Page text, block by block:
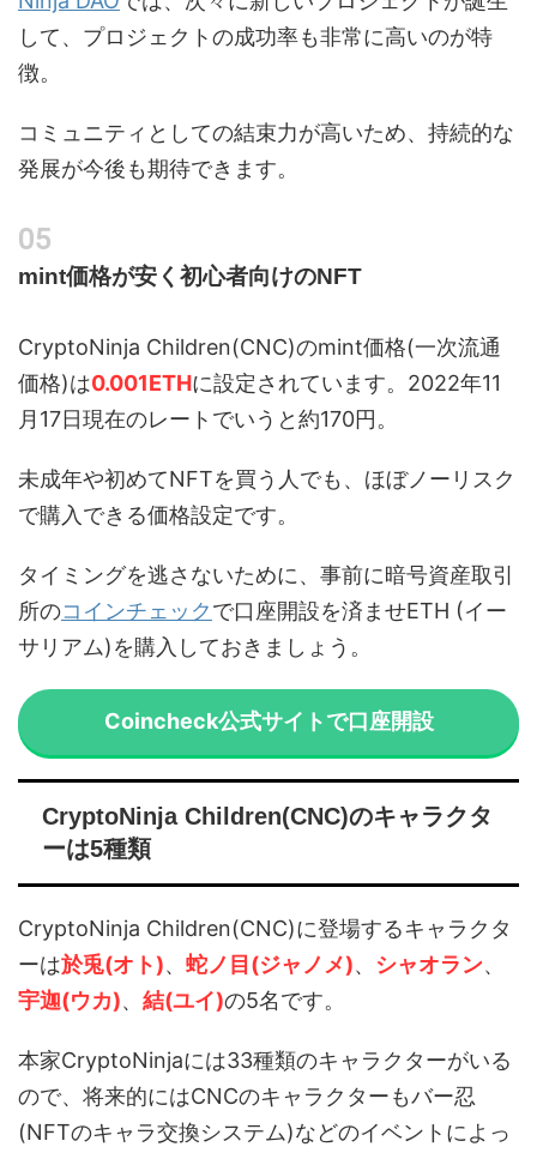
して、プロジェクトの成功率も非常に高いのが特
徴。
コミュニティとしての結束力が高いため、持続的な
発展が今後も期待できます。
mint価格が安く初心者向けのNFT
CryptoNinja Children(CNC)のmint価格(一次流通
価格)は0.001ETHに設定されています。2022年11
月17日現在のレートでいうと約170円。
未成年や初めてNFTを買う人でも、ほぼノーリスク
で購入できる価格設定です。
タイミングを逃さないために、事前に暗号資産取引
所のコインチェックで口座開設を済ませETH (イー
サリアム)を購入しておきましょう。
Coincheck公式サイトで口座開設
CryptoNinja Children(CNC)のキャラクタ
ーは5種類
CryptoNinja Children(CNC)に登場するキャラクタ
ーは於兎(オト)、 蛇ノ目(ジャノメ)、 シャオラン、
宇迦(ウカ)、 結(ユイ)の5名です。
本家CryptoNinjaには33種類のキャラクターがいる
ので、将来的にはCNCのキャラクターもバー忍
(NFTのキャラ交換システム)などのイベントによっ